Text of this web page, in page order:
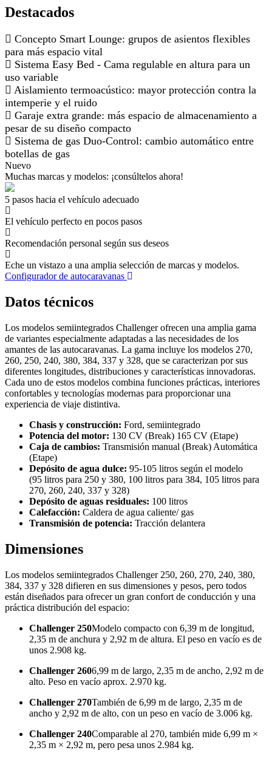
Destacados
Concepto Smart Lounge: grupos de asientos flexibles
para más espacio vital
Sistema Easy Bed - Cama regulable en altura para un
uso variable
Aislamiento termoacústico: mayor protección contra la
intemperie y el ruido
Garaje extra grande: más espacio de almacenamiento a
pesar de su diseño compacto
Sistema de gas Duo-Control: cambio automático entre
botellas de gas
Nuevo
Muchas marcas y modelos: ¡consúltelos ahora!
5 pasos hacia el vehículo adecuado
El vehículo perfecto en pocos pasos
Recomendación personal según sus deseos
Eche un vistazo a una amplia selección de marcas y modelos.
Configurador de autocaravanas
Datos técnicos
Los modelos semiintegrados Challenger ofrecen una amplia gama
de variantes especialmente adaptadas a las necesidades de los
amantes de las autocaravanas. La gama incluye los modelos 270,
260, 250, 240, 380, 384, 337 y 328, que se caracterizan por sus
diferentes longitudes, distribuciones y características innovadoras.
Cada uno de estos modelos combina funciones prácticas, interiores
confortables y tecnologías modernas para proporcionar una
experiencia de viaje distintiva.
Chasis y construcción: Ford, semiintegrado
Potencia del motor: 130 CV (Break) 165 CV (Etape)
Caja de cambios: Transmisión manual (Break) Automática
(Etape)
Depósito de agua dulce: 95-105 litros según el modelo
(95 litros para 250 y 380, 100 litros para 384, 105 litros para
270, 260, 240, 337 y 328)
Depósito de aguas residuales: 100 litros
Calefacción: Caldera de agua caliente/ gas
Transmisión de potencia: Tracción delantera
Dimensiones
Los modelos semiintegrados Challenger 250, 260, 270, 240, 380,
384, 337 y 328 difieren en sus dimensiones y pesos, pero todos
están diseñados para ofrecer un gran confort de conducción y una
práctica distribución del espacio:
Challenger 250Modelo compacto con 6,39 m de longitud,
2,35 m de anchura y 2,92 m de altura. El peso en vacío es de
unos 2.908 kg.
Challenger 2606,99 m de largo, 2,35 m de ancho, 2,92 m de
alto. Peso en vacío aprox. 2.970 kg.
Challenger 270También de 6,99 m de largo, 2,35 m de
ancho y 2,92 m de alto, con un peso en vacío de 3.006 kg.
Challenger 240Comparable al 270, también mide 6,99 m ×
2,35 m × 2,92 m, pero pesa unos 2.984 kg.